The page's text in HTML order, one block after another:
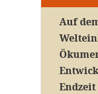
Auf
Endzeit